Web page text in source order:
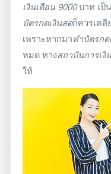
เงินเดือน 9000บาท เป็
บัตรกดเงินสดก็ควรเค
เพราะหากมาทำบัตรกด
หมด ทางสถาบันการเงิน
ให้